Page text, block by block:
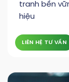
tranh bền
hiệu
LIÊN HỆ TƯ VẤN